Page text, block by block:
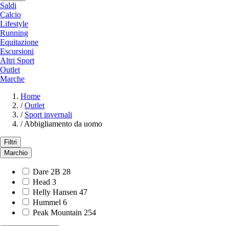
Saldi
Calcio
Lifestyle
Running
Equitazione
Escursioni
Altri Sport
Outlet
Marche
Home
/ Outlet
/ Sport invernali
/ Abbigliamento da uomo
Filtri
Marchio
Dare 2B 28
Head 3
Helly Hansen 47
Hummel 6
Peak Mountain 254